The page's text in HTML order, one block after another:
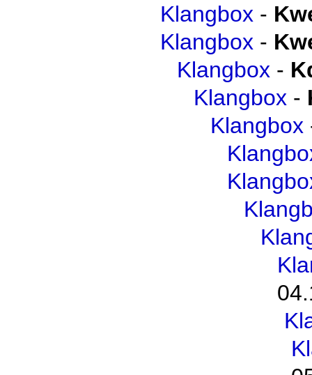
Klangbox -
Klangbox -
Klangbox -
Klangbox -
Klangbox